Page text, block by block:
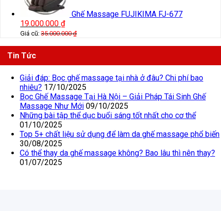
Ghế Massage FUJIKIMA FJ-677
19.000.000 ₫
Giá cũ: 35.000.000₫
Tin Tức
Giải đáp: Bọc ghế massage tại nhà ở đâu? Chi phí bao
nhiêu? 17/10/2025
Bọc Ghế Massage Tại Hà Nội – Giải Pháp Tái Sinh Ghế
Massage Như Mới 09/10/2025
Những bài tập thể dục buổi sáng tốt nhất cho cơ thể
01/10/2025
Top 5+ chất liệu sử dụng để làm da ghế massage phổ biến
30/08/2025
Có thể thay da ghế massage không? Bao lâu thì nên thay?
01/07/2025